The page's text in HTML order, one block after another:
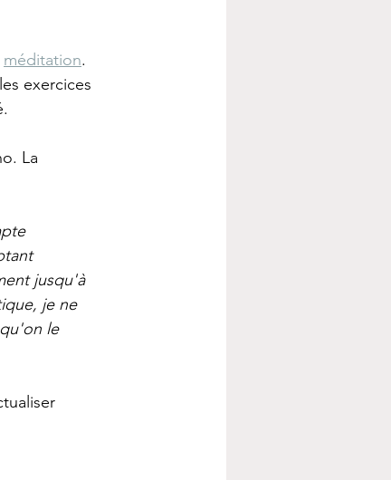
méditation.
exercices
La
jusqu'à
je ne
le